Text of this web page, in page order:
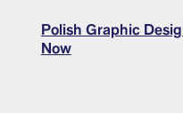
Polish Graphic
Now